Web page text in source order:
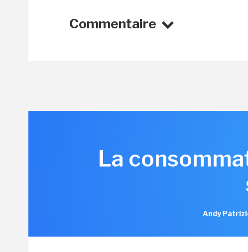
Commentaire
La
Andy